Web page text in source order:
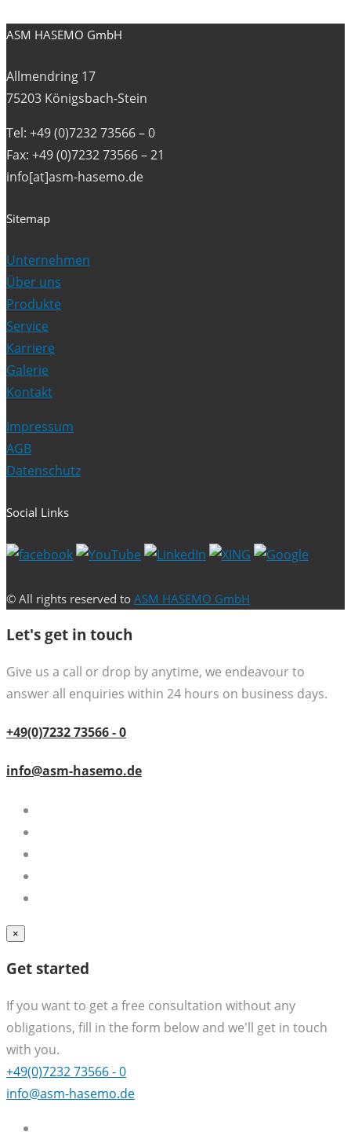
ASM HASEMO GmbH
Allmendring 17
75203 Königsbach-Stein
Tel: +49 (0)7232 73566 – 0
Fax: +49 (0)7232 73566 – 21
info[at]asm-hasemo.de
Sitemap
Unternehmen
Über uns
Produkte
Service
Karriere
Galerie
Kontakt
Impressum
AGB
Datenschutz
Social Links
© All rights reserved to ASM HASEMO GmbH
Let's get in touch
Give us a call or drop by anytime, we endeavour to
answer all enquiries within 24 hours on business days.
+49(0)7232 73566 - 0
info@asm-hasemo.de
×
Get started
If you want to get a free consultation without any
obligations, fill in the form below and we'll get in touch
with you.
+49(0)7232 73566 - 0
info@asm-hasemo.de